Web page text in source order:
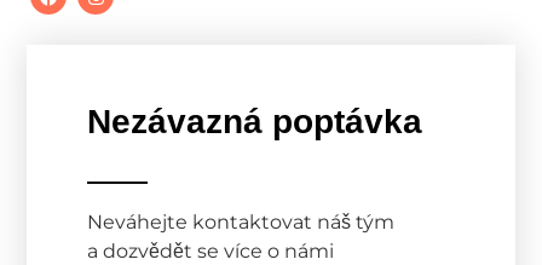
Nezávazná poptávka
Neváhejte kontaktovat náš tým
a dozvědět se více o námi